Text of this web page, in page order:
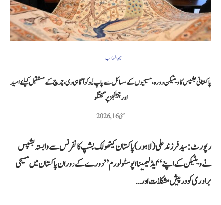
بین المذاہب
پاکستانی بشپس کا ویٹیکن دورہ، مسیحیوں کے مسائل سے پاپ لیو کو آگاہی دی، چرچ کے مستقبل کیلئے امید
اور چیلنجز پر گفتگو
مئی 16, 2026
رپورٹ: سید فرزند علی (لاہور) پاکستان کیتھولک بشپ کانفرنس سے وابستہ بشپس
نے ویٹیکن کے اپنے “ایڈ لیمینا اپوسٹولورم” دورے کے دوران پاکستان میں مسیحی
برادری کو درپیش مشکلات اور…